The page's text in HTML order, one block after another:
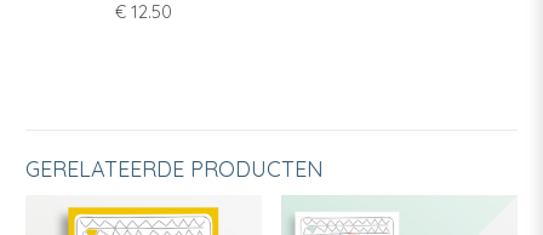
worden
€12.50
GERELATEERDE PRODUCTEN